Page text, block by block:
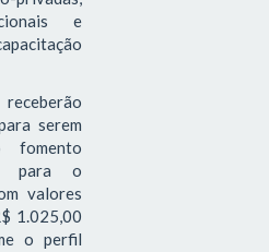
e
serem
fomento
para o
valores
1.025,00
o perfil